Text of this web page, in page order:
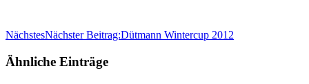
NächstesNächster Beitrag:Dütmann Wintercup 2012
Ähnliche Einträge